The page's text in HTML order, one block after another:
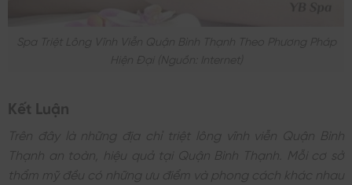
Spa Triệt Lông Vĩnh Viễn Quận Bình Thạnh Theo Phương Pháp
Hiện Đại (nguồn: Internet)
Kết Luận
Trên đây là những địa chỉ triệt lông vĩnh viễn Quận Bình
Thạnh an toàn, hiệu quả tại Quận Bình Thạnh. Mỗi cơ sở
thẩm mỹ đều có những ưu điểm và phong cách khác nhau